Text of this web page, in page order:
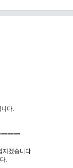
다.
지겠습니다
.